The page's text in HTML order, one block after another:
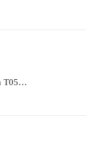
T05…